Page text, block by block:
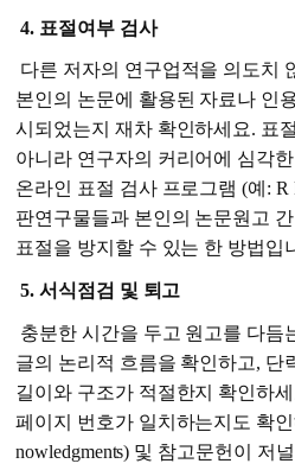
4. 표절여부 검사
다른 저자의 연구업적을 의도치
본인의 논문에 활용된 자료나 인
시되었는지 재차 확인하세요. 표
아니라 연구자의 커리어에 심각
온라인 표절 검사 프로그램 (예: R
판연구물들과 본인의 논문원고
표절을 방지할 수 있는 한 방법입
5. 서식점검 및 퇴고
충분한 시간을 두고 원고를 다듬
글의 논리적 흐름을 확인하고, 단
길이와 구조가 적절한지 확인하
페이지 번호가 일치하는지도 확
nowledgments) 및 참고문헌이 저